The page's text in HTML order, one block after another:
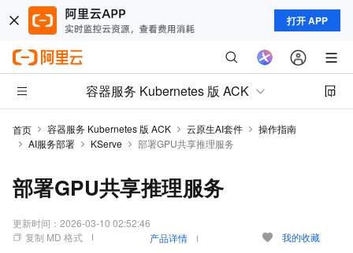
打开 APP
容器服务 Kubernetes 版 ACK
首页 容器服务 Kubernetes 版 ACK 云原生AI套件
操作指南
AI服务部署
KServe 部署GPU共享推理服务
部署GPU共享推理服务
更新时间： 2026-03-10 02:52:46
复制 MD 格式
产品详情 我的收藏